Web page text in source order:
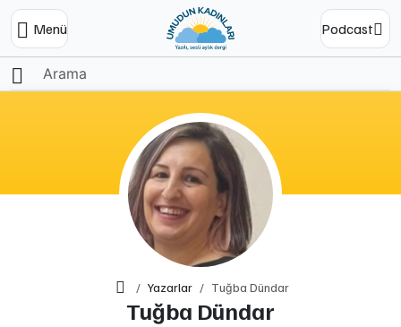
Menü Podcast
Ana SayfaYazarlar Tuğba Dündar
Tuğba Dündar